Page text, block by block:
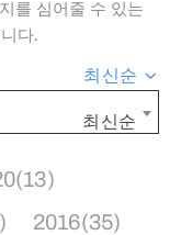
를 심어줄 수 있는
다.
최신순
최신순
2016(35)